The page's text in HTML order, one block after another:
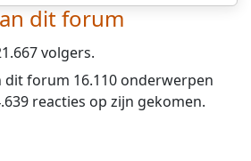
dit forum
volgers.
dit forum 16.110 onderwerpen
reacties op zijn gekomen.